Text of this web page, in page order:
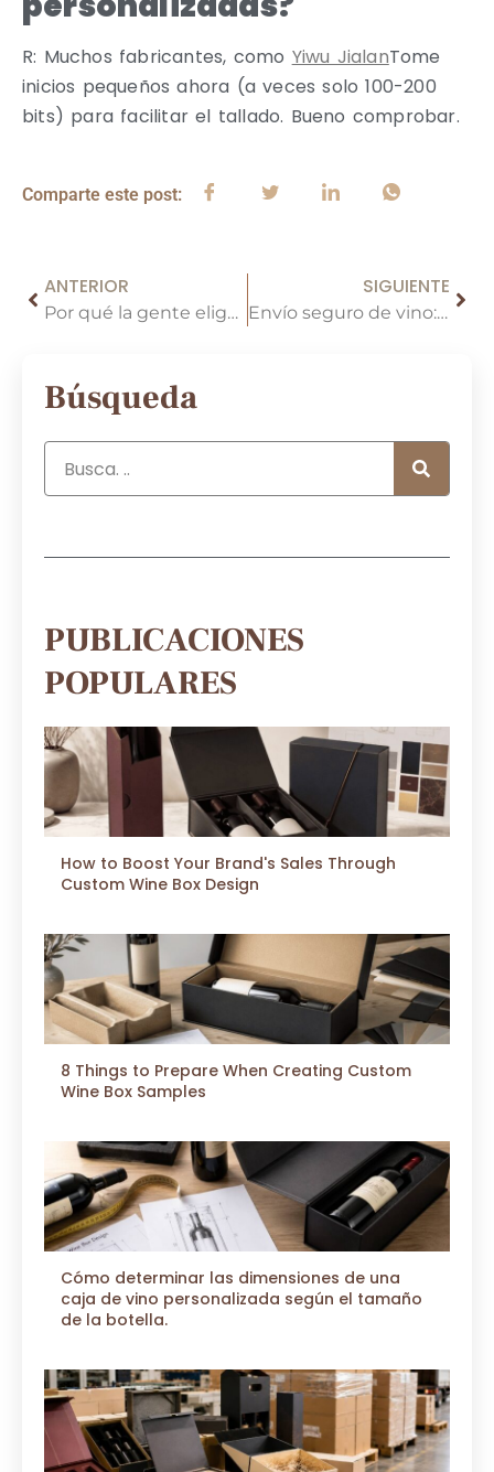
R: Muchos fabricantes, como Yiwu JialanTome
inicios pequeños ahora (a veces solo 100-200
bits) para facilitar el tallado. Bueno comprobar.
Comparte este post:
ANTERIOR
Por qué la gente elige vinos en bolsas de vino de lujo para regalos
SIGUIENTE
Envío seguro de vino: elegir la caja de vino adecuada
Búsqueda
PUBLICACIONES
POPULARES
How to Boost Your Brand's Sales Through
Custom Wine Box Design
8 Things to Prepare When Creating Custom
Wine Box Samples
Cómo determinar las dimensiones de una
caja de vino personalizada según el tamaño
de la botella.